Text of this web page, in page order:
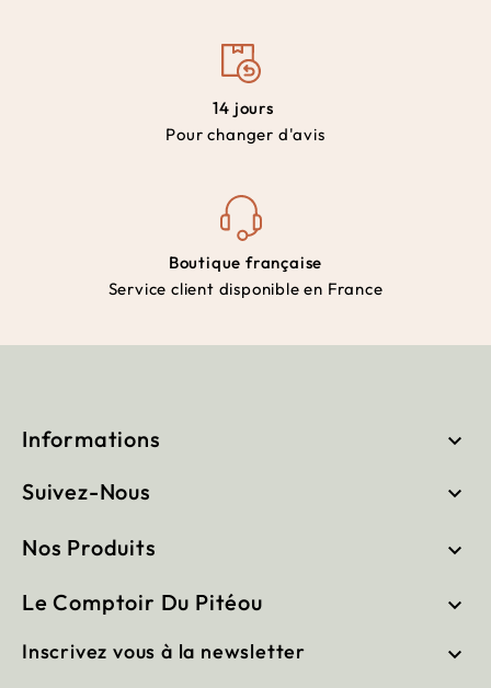
14 jours
Pour changer d'avis
Boutique française
Service client disponible en France
Informations 
Suivez-Nous 
Nos Produits 
Le Comptoir Du Pitéou 
Inscrivez vous à la newsletter 